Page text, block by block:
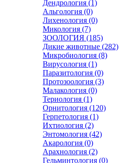
Дендрология (1)
Альгология (0)
Лихенология (0)
Микология (7)
ЗООЛОГИЯ (185)
Дикие животные (282)
Микробиология (8)
Вирусология (1)
Паразитология (0)
Протозоология (3)
Малакология (0)
Териология (1)
Орнитология (120)
Герпетология (1)
Ихтиология (2)
Энтомология (42)
Акарология (0)
Арахнология (2)
Гельминтология (0)